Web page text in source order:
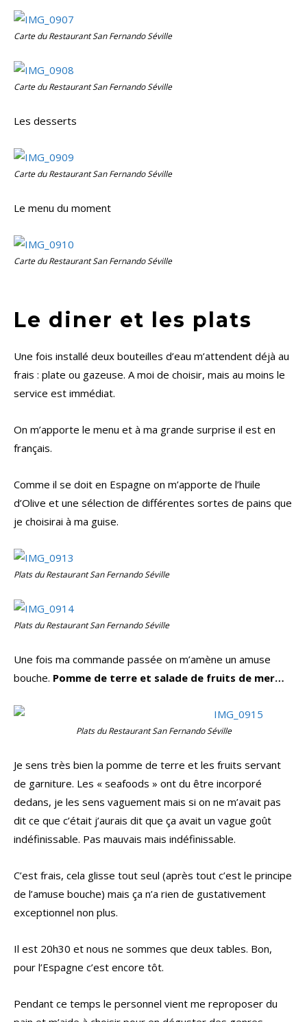
Carte du Restaurant San Fernando Séville
Carte du Restaurant San Fernando Séville
Les desserts
Carte du Restaurant San Fernando Séville
Le menu du moment
Carte du Restaurant San Fernando Séville
Le diner et les plats
Une fois installé deux bouteilles d’eau m’attendent déjà au
frais : plate ou gazeuse. A moi de choisir, mais au moins le
service est immédiat.
On m’apporte le menu et à ma grande surprise il est en
français.
Comme il se doit en Espagne on m’apporte de l’huile
d’Olive et une sélection de différentes sortes de pains que
je choisirai à ma guise.
Plats du Restaurant San Fernando Séville
Plats du Restaurant San Fernando Séville
Une fois ma commande passée on m’amène un amuse
bouche. Pomme de terre et salade de fruits de mer…
Plats du Restaurant San Fernando Séville
Je sens très bien la pomme de terre et les fruits servant
de garniture. Les « seafoods » ont du être incorporé
dedans, je les sens vaguement mais si on ne m’avait pas
dit ce que c’était j’aurais dit que ça avait un vague goût
indéfinissable. Pas mauvais mais indéfinissable.
C’est frais, cela glisse tout seul (après tout c’est le principe
de l’amuse bouche) mais ça n’a rien de gustativement
exceptionnel non plus.
Il est 20h30 et nous ne sommes que deux tables. Bon,
pour l’Espagne c’est encore tôt.
Pendant ce temps le personnel vient me reproposer du